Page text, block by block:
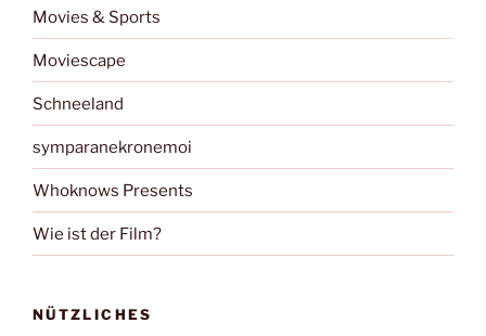
Movies & Sports
Moviescape
Schneeland
symparanekronemoi
Whoknows Presents
Wie ist der Film?
NÜTZLICHES